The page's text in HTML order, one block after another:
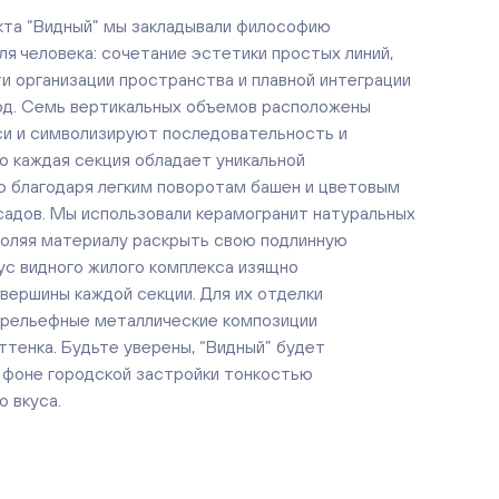
“Видный” мы закладывали философию
человека: сочетание эстетики простых линий,
организации пространства и плавной интеграции
Семь вертикальных объемов расположены
и символизируют последовательность и
каждая секция обладает уникальной
благодаря легким поворотам башен и цветовым
Мы использовали керамогранит натуральных
материалу раскрыть свою подлинную
видного жилого комплекса изящно
каждой секции. Для их отделки
металлические композиции
Будьте уверены, “Видный” будет
городской застройки тонкостью
вкуса.